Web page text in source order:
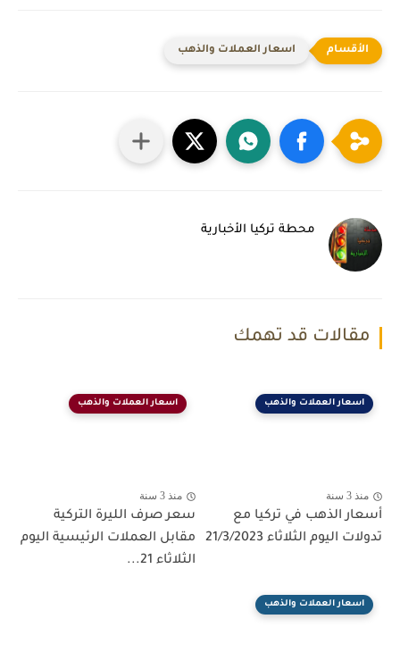
اسعار العملات والذهب
محطة تركيا الأخبارية
مقالات قد تهمك
اسعار العملات والذهب
منذ 3 سنة
أسعار الذهب في تركيا مع
تدولات اليوم الثلاثاء 21/3/2023
اسعار العملات والذهب
منذ 3 سنة
سعر صرف الليرة التركية
مقابل العملات الرئيسية اليوم
الثلاثاء 21...
اسعار العملات والذهب